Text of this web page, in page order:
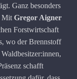
Ganz besonders
Mit Gregor Aigner
Forstwirtschaft
wo der Brennstoff
schafft